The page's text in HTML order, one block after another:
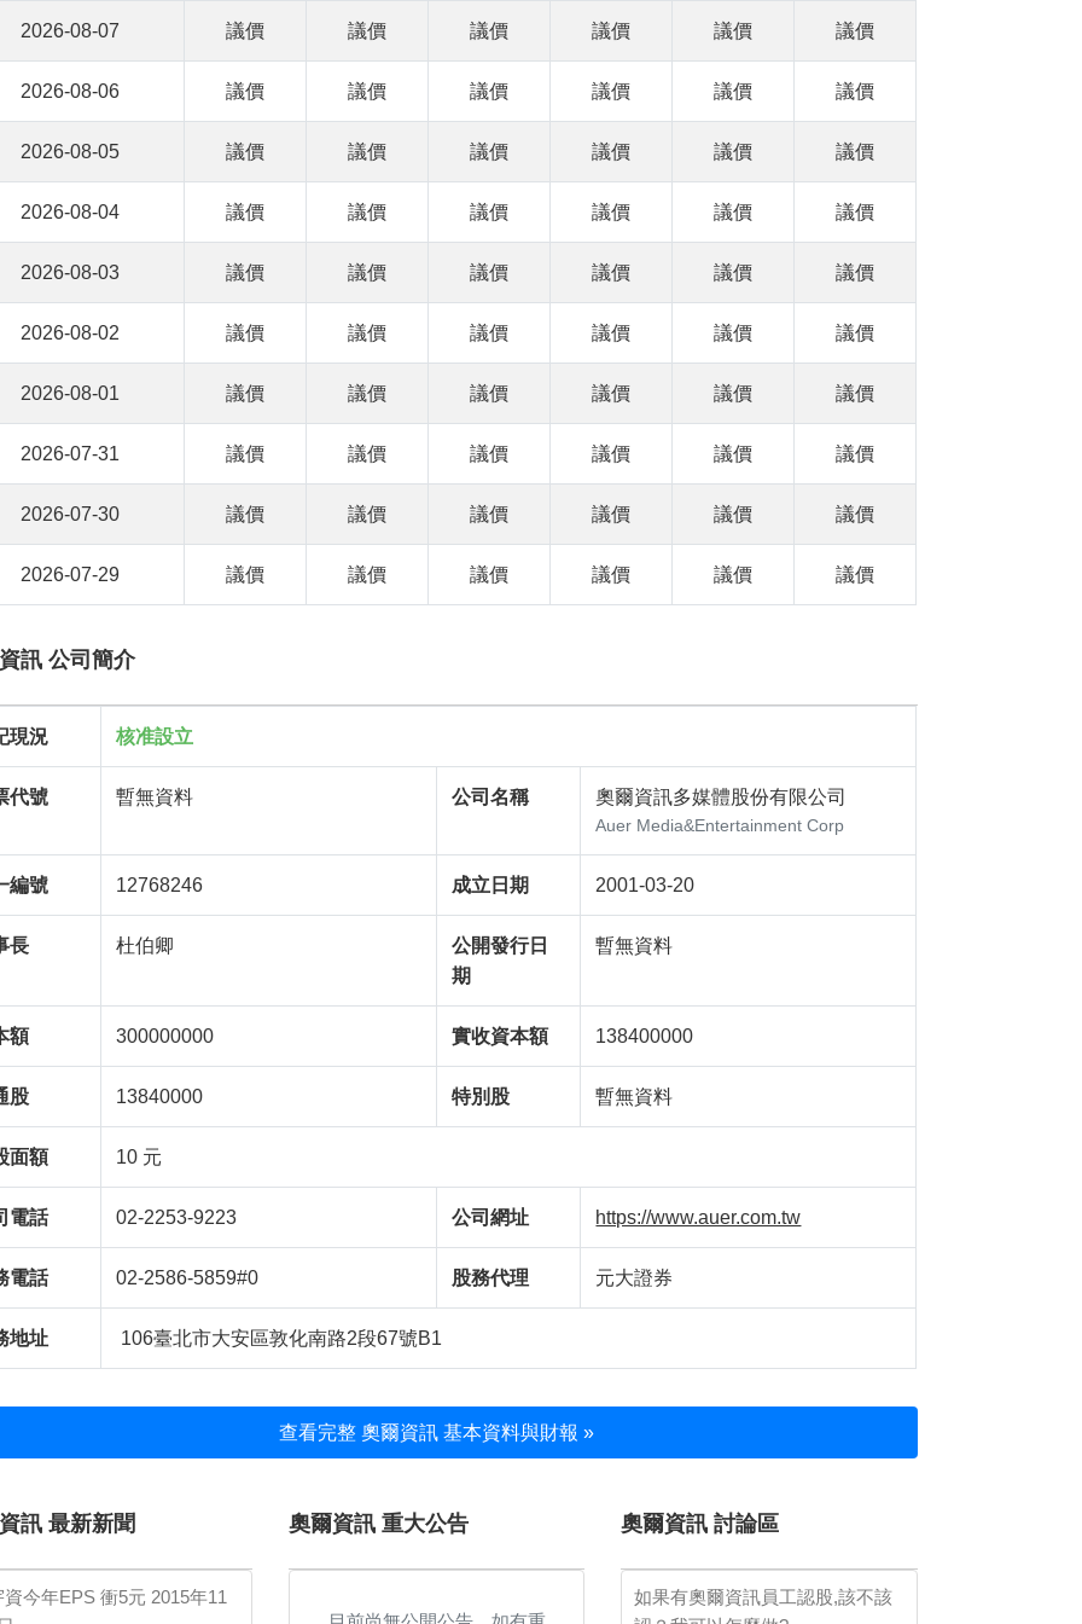
2026-08-07 議價 議價 議價 議價 議價 議價
2026-08-06 議價 議價 議價 議價 議價 議價
2026-08-05 議價 議價 議價 議價 議價 議價
2026-08-04 議價 議價 議價 議價 議價 議價
2026-08-03 議價 議價 議價 議價 議價 議價
2026-08-02 議價 議價 議價 議價 議價 議價
2026-08-01 議價 議價 議價 議價 議價 議價
2026-07-31 議價 議價 議價 議價 議價 議價
2026-07-30 議價 議價 議價 議價 議價 議價
2026-07-29 議價 議價 議價 議價 議價 議價
訊 公司簡介
現況 核准設立
代號 暫無資料 公司名稱 奧爾資訊多媒體股份有限公司
Auer Media&Entertainment Corp
編號 12768246 成立日期 2001-03-20
長 杜伯卿
公開發行日
期
暫無資料
額 300000000 實收資本額 138400000
股 13840000 特別股 暫無資料
面額 10 元
電話 02-2253-9223 公司網址 https://www.auer.com.tw
電話 02-2586-5859#0 股務代理 元大證券
地址 106臺北市大安區敦化南路2段67號B1
查看完整 奧爾資訊 基本資料與財報 »
訊 最新新聞
資今年EPS 衝5元 2015年11
奧爾資訊 重大公告 奧爾資訊 討論區
如果有奧爾資訊員工認股,該不該